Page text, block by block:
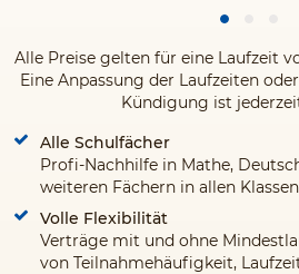
Alle Preise gelten für eine Laufzeit
Eine Anpassung der Laufzeiten
Kündigung ist
Alle Schulfächer
Profi-Nachhilfe in Mathe,
weiteren Fächern in allen
Volle Flexibilität
Verträge mit und ohne
von Teilnahmehäufigkeit,